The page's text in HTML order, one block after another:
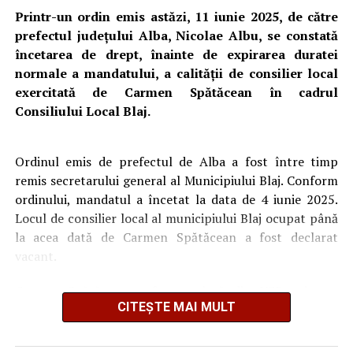
confirma aparenţa de legalitate a actului nu pot fi
reţinute. Legea reglementează expres două momente
distincte la care încetează de drept mandatul de consilier
local, stabilite după cum actul de excludere din partid a
fost sau nu contestat. Aşadar, faptul că soluţia din
contestaţie păstrează sancţiunea excluderii din partid nu
nelegalitate care vizează tocmai momentul de la care
operează încetarea de drept a mandatului”, a susținut
judecătorul de la Tribunalul Alba, care a emis hotărârea
ce a fost menținută la Curtea de Apel.
Judecătorul a constatat, astfel, că „apare îndeplinită
la pronunţarea instanţei de fond asupra acţiunii în
anularea actului administrativ.
Printr-un ordin emis astăzi, 11 iunie 2025, de către
prefectul județului Alba, Nicolae Albu, se constată
încetarea de drept, înainte de expirarea duratei
normale a mandatului, a calității de consilier local
exercitată de Carmen Spătăcean în cadrul
Consiliului Local Blaj.
Ordinul emis de prefectul de Alba a fost între timp
remis secretarului general al Municipiului Blaj. Conform
ordinului, mandatul a încetat la data de 4 iunie 2025.
Locul de consilier local al municipiului Blaj ocupat până
la acea dată de Carmen Spătăcean a fost declarat
Carmen Spătăcean a fost exclusă din USR printr-o
decizie luată în ședința Biroului Județean Alba al
formațiunii care avut loc în 26 mai 2025.
CITEȘTE MAI MULT